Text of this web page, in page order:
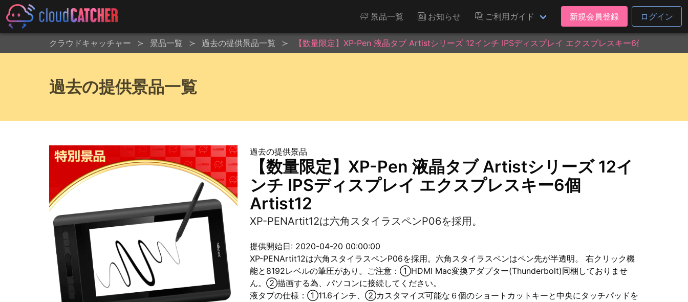
景品一覧 お知らせ ご利用ガイド 新規会員登録 ログイン
クラウドキャッチャー 景品一覧 過去の提供景品一覧 【数量限定】XP-Pen 液晶タブ Artistシリーズ 12インチ IPSディスプレイ エクスプレスキー6個 Artist12
過去の提供景品一覧
過去の提供景品
【数量限定】XP-Pen 液晶タブ Artistシリーズ 12イ
ンチ IPSディスプレイ エクスプレスキー6個
Artist12
XP-PENArtit12は六角スタイラスペンP06を採用。
提供開始日: 2020-04-20 00:00:00
XP-PENArtit12は六角スタイラスペンP06を採用。六角スタイラスペンはペン先が半透明。 右クリック機
能と8192レベルの筆圧があり。ご注意：①HDMI Mac変換アダプター(Thunderbolt)同梱しておりませ
ん。②描画する為、パソコンに接続してください。
液タブの仕様：①11.6インチ、②カスタマイズ可能な６個のショートカットキーと中央にタッチパッドを